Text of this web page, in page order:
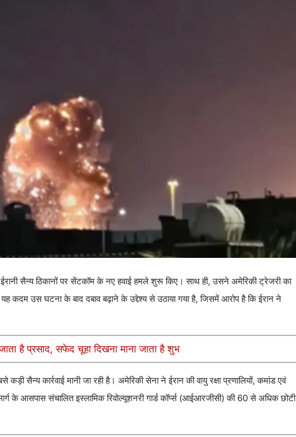
सैन्य ठिकानों पर सेंटकॉम के नए हवाई हमले शुरू किए। साथ ही, उसने अमेरिकी ट्रेजरी का
कदम उस घटना के बाद दबाव बढ़ाने के उद्देश्य से उठाया गया है, जिसमें आरोप है कि ईरान ने
है प्रसाद, सफेद चूहा दिखना माना जाता है शुभ
सैन्य कार्रवाई मानी जा रही है। अमेरिकी सेना ने ईरान की वायु रक्षा प्रणालियों, कमांड एवं
के आसपास संचालित इस्लामिक रिवोल्यूशनरी गार्ड कॉर्प्स (आईआरजीसी) की 60 से अधिक छोटी